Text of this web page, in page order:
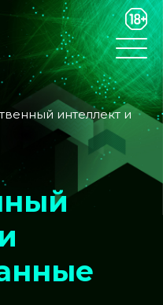
интеллект и